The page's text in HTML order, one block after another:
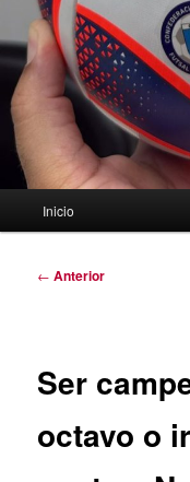
Inicio
Navegación
← Anterior
Ser
octavo o